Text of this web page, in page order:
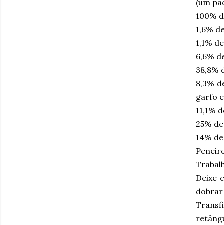
(um
100%
1,6%
1,1%
6,6%
38,8%
8,3%
garfo
11,1%
25%
14%
Deixe
dobrar